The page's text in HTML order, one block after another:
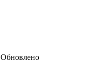
Обновлено